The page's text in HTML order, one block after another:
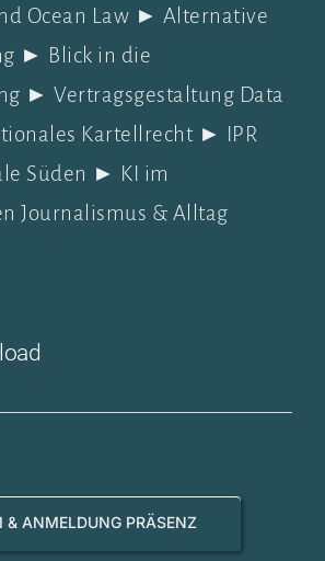
Ocean Law ► Alternative
► Blick in die
► Vertragsgestaltung Data
Kartellrecht ► IPR
Süden ► KI im
Journalismus & Alltag
& ANMELDUNG PRÄSENZ